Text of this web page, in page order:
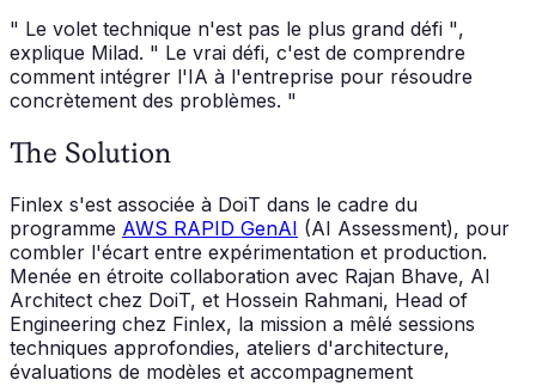
" Le volet technique n'est pas le plus grand défi ",
explique Milad. " Le vrai défi, c'est de comprendre
comment intégrer l'IA à l'entreprise pour résoudre
concrètement des problèmes. "
The Solution
Finlex s'est associée à DoiT dans le cadre du
programme AWS RAPID GenAI (AI Assessment), pour
combler l'écart entre expérimentation et production.
Menée en étroite collaboration avec Rajan Bhave, AI
Architect chez DoiT, et Hossein Rahmani, Head of
Engineering chez Finlex, la mission a mêlé sessions
techniques approfondies, ateliers d'architecture,
évaluations de modèles et accompagnement